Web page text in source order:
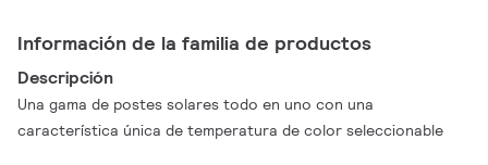
Información de la familia de productos
Descripción
Una gama de postes solares todo en uno con una
característica única de temperatura de color seleccionable